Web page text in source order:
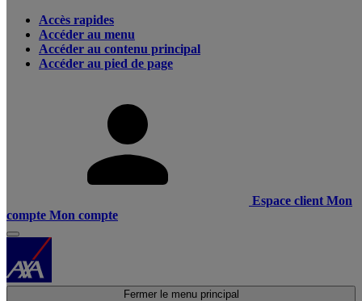
Accès rapides
Accéder au menu
Accéder au contenu principal
Accéder au pied de page
Espace client Mon
compte Mon compte
Fermer le menu principal